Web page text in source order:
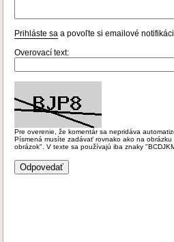
Prihláste sa a povoľte si emailové
Overovací text:
Pre overenie, že komentár sa nepridáva
Písmená musíte zadávať rovnako ako na
obrázok". V texte sa používajú iba znaky